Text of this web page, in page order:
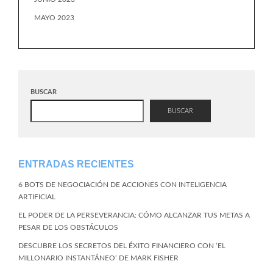
MAYO 2023
BUSCAR
BUSCAR
ENTRADAS RECIENTES
6 BOTS DE NEGOCIACIÓN DE ACCIONES CON INTELIGENCIA
ARTIFICIAL
EL PODER DE LA PERSEVERANCIA: CÓMO ALCANZAR TUS METAS A
PESAR DE LOS OBSTÁCULOS
DESCUBRE LOS SECRETOS DEL ÉXITO FINANCIERO CON ‘EL
MILLONARIO INSTANTÁNEO’ DE MARK FISHER